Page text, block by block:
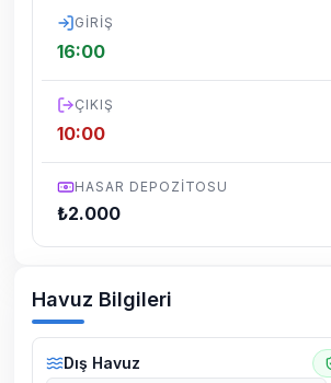
yapılabilmektedir. Bu çalışma
GIRIŞ
16:00
ÇIKIŞ
10:00
HASAR DEPOZITOSU
₺2.000
Havuz Bilgileri
Dış Havuz